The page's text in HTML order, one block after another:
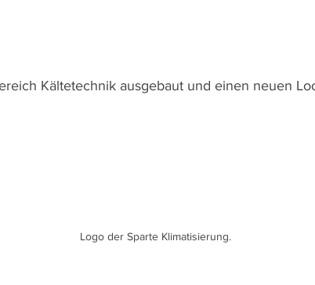
Kältetechnik ausgebaut und einen neuen
Logo der Sparte Klimatisierung.